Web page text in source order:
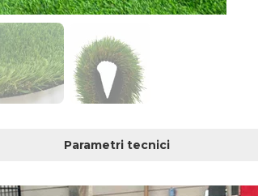
Parametri tecnici